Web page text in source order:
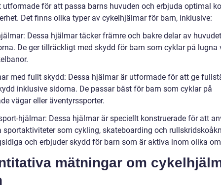
utformade för att passa barns huvuden och erbjuda optimal
Det finns olika typer av cykelhjälmar för barn, inklusive:
Dessa hjälmar täcker främre och bakre delar av
De ger tillräckligt med skydd för barn som cyklar på lugna
med fullt skydd: Dessa hjälmar är utformade för att ge
inklusive sidorna. De passar bäst för barn som cyklar på
vägar eller äventyrssporter.
hjälmar: Dessa hjälmar är speciellt konstruerade för att
sportaktiviteter som cykling, skateboarding och
och erbjuder skydd för barn som är aktiva inom olika
mätningar om